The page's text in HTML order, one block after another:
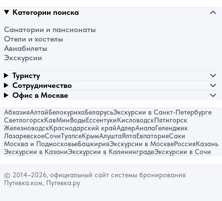
Категории поиска
Санатории и пансионаты
Отели и хостелы
Авиабилеты
Экскурсии
Туристу
Сотрудничество
Офис в Москве
АбхазияАлтайБелокурихаБеларусьЭкскурсии в Санкт-Петербурге
СветлогорскКавМинВодыЕссентукиКисловодскПятигорск
ЖелезноводскКраснодарский крайАдлерАнапаГеленджик
ЛазаревскоеСочиТуапсеКрымАлуштаЯлтаЕвпаторияСаки
Москва и ПодмосковьеБашкирияЭкскурсии в МосквеРоссияКазань
Экскурсии в КазаниЭкскурсии в КалининградеЭкскурсии в Сочи
© 2014–2026, официальный сайт системы бронирования
Путевка.ком, Путевка.ру